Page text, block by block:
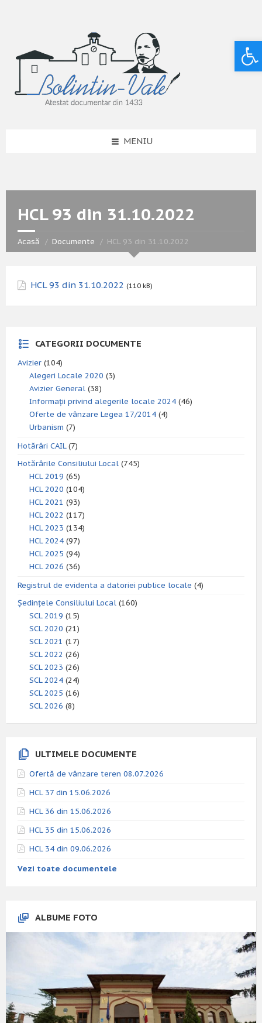
MENIU
HCL 93 din 31.10.2022
Acasă Documente HCL 93 din 31.10.2022
HCL 93 din 31.10.2022 (110 kB)
CATEGORII DOCUMENTE
Avizier (104)
Alegeri Locale 2020 (3)
Avizier General (38)
Informații privind alegerile locale 2024 (46)
Oferte de vânzare Legea 17/2014 (4)
Urbanism (7)
Hotărâri CAIL(7)
Hotărârile Consiliului Local (745)
HCL 2019 (65)
HCL 2020 (104)
HCL 2021 (93)
HCL 2022 (117)
HCL 2023 (134)
HCL 2024 (97)
HCL 2025 (94)
HCL 2026 (36)
Registrul de evidenta a datoriei publice locale (4)
Ședințele Consiliului Local (160)
SCL 2019 (15)
SCL 2020 (21)
SCL 2021 (17)
SCL 2022 (26)
SCL 2023 (26)
SCL 2024 (24)
SCL 2025 (16)
SCL 2026 (8)
ULTIMELE DOCUMENTE
Ofertă de vânzare teren 08.07.2026
HCL 37 din 15.06.2026
HCL 36 din 15.06.2026
HCL 35 din 15.06.2026
HCL 34 din 09.06.2026
Vezi toate documentele
ALBUME FOTO
Deschide bara de unelte